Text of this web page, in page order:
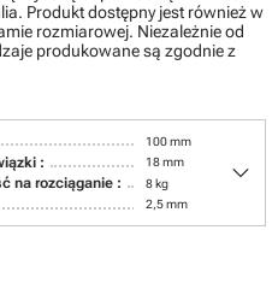
Produkt dostępny jest również w
rozmiarowej. Niezależnie od
produkowane są zgodnie z
100 mm
: 18 mm
na rozciąganie : 8 kg
2,5 mm
keyboard_arrow_down